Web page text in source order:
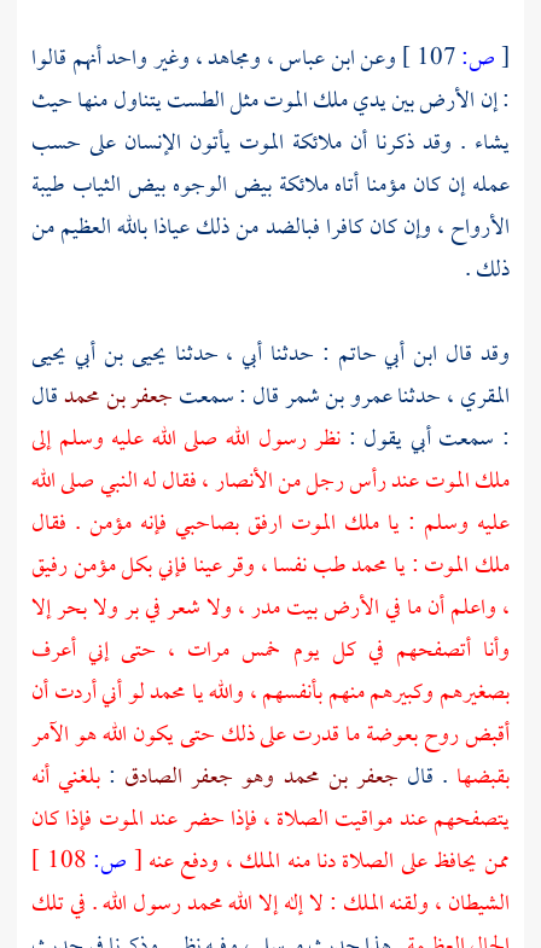
[ص: وعنابن عباس،ومجاهد، وغير واحد أنهم قالوا
: إن الأرض بين يدي ملك الموت مثل الطست يتناول منها حيث
يشاء . وقد ذكرنا أن ملائكة الموت يأتون الإنسان على حسب
عمله إن كان مؤمنا أتاه ملائكة بيض الوجوه بيض الثياب طيبة
الأرواح ، وإن كان كافرا فبالضد من ذلك عياذا بالله العظيم من
ذلك .
وقد قال ابن أبي حاتم : حدثنا أبي ، حدثنا يحيى بن أبي يحيى
المقري، حدثناعمرو بن شمرقال : سمعتجعفر بن محمدقال
: سمعت أبي يقول : نظر رسول الله صلى الله عليه وسلم إلى
ملك الموت عند رأس رجل من الأنصار ، فقال له النبي صلى الله
عليه وسلم : يا ملك الموت ارفق بصاحبي فإنه مؤمن . فقال
ملك الموت : يامحمدطب نفسا ، وقر عينا فإني بكل مؤمن رفيق
، واعلم أن ما في الأرض بيت مدر ، ولا شعر في بر ولا بحر إلا
وأنا أتصفحهم في كل يوم خمس مرات ، حتى إني أعرف
بصغيرهم وكبيرهم منهم بأنفسهم ، والله يامحمدلو أني أردت أن
أقبض روح بعوضة ما قدرت على ذلك حتى يكون الله هو الآمر
بقبضها . قال جعفر بن محمد وهو جعفر الصادق : بلغني أنه
يتصفحهم عند مواقيت الصلاة ، فإذا حضر عند الموت فإذا كان
ممن يحافظ على الصلاة دنا منه الملك ، ودفع عنه[ص:
الشيطان ، ولقنه الملك : لا إله إلا اللهمحمدرسول الله . في تلك